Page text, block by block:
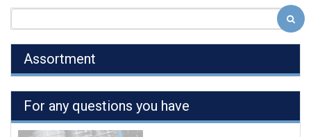
Assortment
For any questions you have